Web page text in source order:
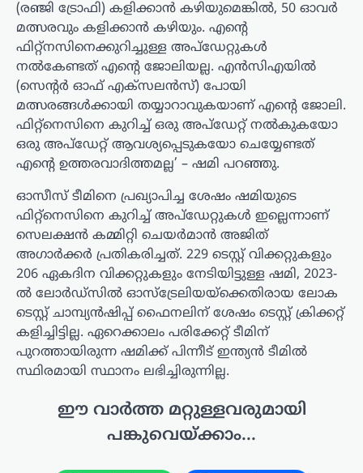
(രഞ്ജി ട്രോഫി) കളിക്കാൻ കഴിയുമെങ്കിൽ, 50 ഓവർ
മത്സരവും കളിക്കാൻ കഴിയും. എന്റെ
ഫിറ്റ്‌നസിനെക്കുറിച്ചുള്ള അപ്‌ഡേറ്റുകൾ
നൽകേണ്ടത് എൻ്റെ ജോലിയല്ല. എൻ‌സി‌എയിൽ
(സെന്റർ ഓഫ് എക്‌സലൻസ്) പോയി
മത്സരങ്ങൾക്കായി തയ്യാറാവുകയാണ് എൻ്റെ ജോലി.
ഫിറ്റ്നെസിനെ കുറിച്ച് ഒരു അപ്‌ഡേറ്റ് നൽകുകയോ
ഒരു അപ്‌ഡേറ്റ് ആവശ്യപ്പെടുകയോ ചെയ്യേണ്ടത്
എന്റെ ഉത്തരവാദിത്തമല്ല’ – ഷമി പറഞ്ഞു.
ഓസീസ് ടീമിനെ പ്രഖ്യാപിച്ച ശേഷം ഷമിയുടെ
ഫിറ്റ്നെസിനെ കുറിച്ച് അപ്ഡേറ്റുകൾ ഇല്ലെന്നാണ്
സെലക്ഷൻ കമ്മിറ്റി ചെയർമാൻ അജിത്
അഗാർക്കർ പ്രതികരിച്ചത്. 229 ടെസ്റ്റ് വിക്കറ്റുകളും
206 ഏകദിന വിക്കറ്റുകളും നേടിയിട്ടുള്ള ഷമി, 2023-
ൽ ലോർഡ്‌സിൽ ഓസ്‌ട്രേലിയയ്‌ക്കെതിരായ ലോക
ടെസ്റ്റ് ചാമ്പ്യൻഷിപ്പ് ഫൈനലിന് ശേഷം ടെസ്റ്റ് ക്രിക്കറ്റ്
കളിച്ചിട്ടില്ല. ഏറെക്കാലം പരിക്കേറ്റ് ടീമിന്
പുറത്തായിരുന്ന ഷമിക്ക് പിന്നീട് ഇന്ത്യൻ ടീമിൽ
സ്ഥിരമായി സ്ഥാനം ലഭിച്ചിരുന്നില്ല.
ഈ വാർത്ത മറ്റുള്ളവരുമായി
പങ്കുവെയ്ക്കാം...